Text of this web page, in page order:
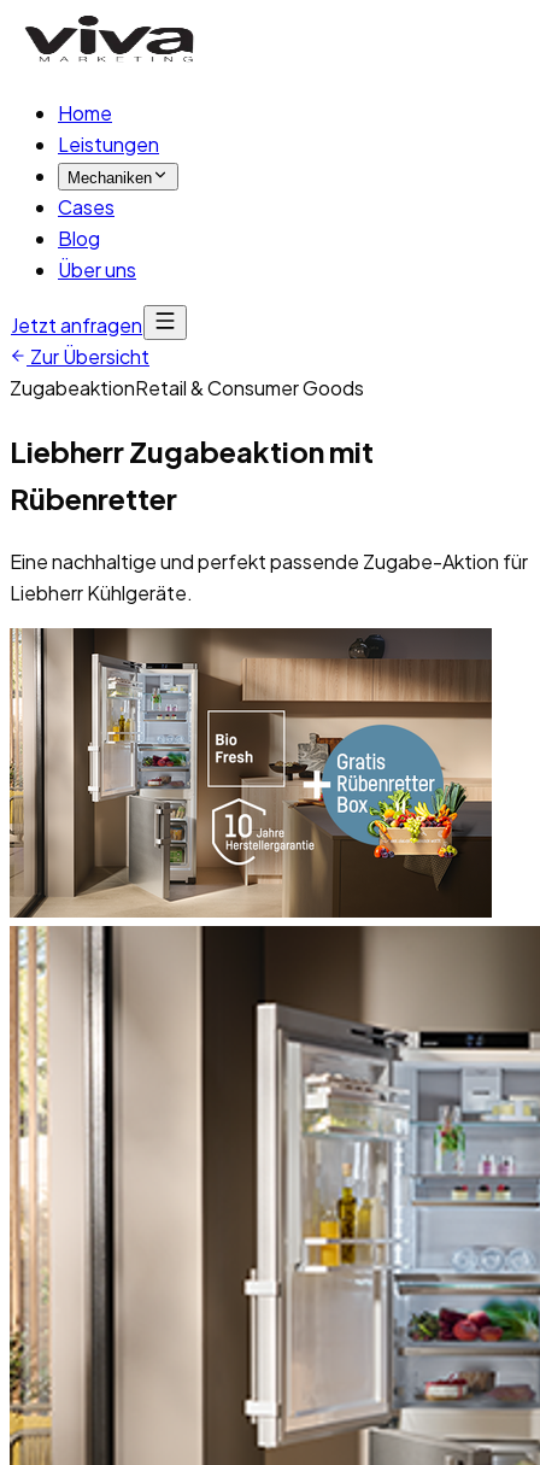
Home
Leistungen
Mechaniken
Cases
Blog
Über uns
Jetzt anfragen
Zur Übersicht
ZugabeaktionRetail & Consumer Goods
Liebherr Zugabeaktion mit
Rübenretter
Eine nachhaltige und perfekt passende Zugabe-Aktion für
Liebherr Kühlgeräte.